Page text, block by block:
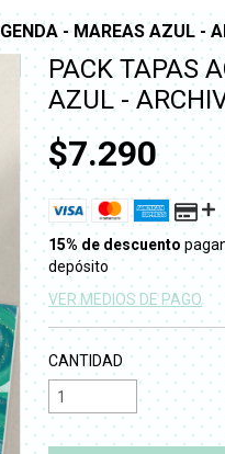
- MAREAS AZUL -
PACK TAPAS
AZUL -
$7.290
15% de descuento
depósito
VER MEDIOS DE PAGO
CANTIDAD